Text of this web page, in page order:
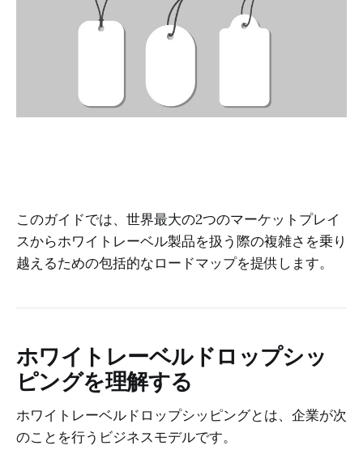
このガイドでは、世界最大の2つのマーケットプレイ
スからホワイトレーベル製品を扱う際の複雑さを乗り
越えるための包括的なロードマップを提供します。
ホワイトレーベルドロップシッ
ピングを理解する
ホワイトレーベルドロップシッピングとは、企業が次
のことを行うビジネスモデルです。